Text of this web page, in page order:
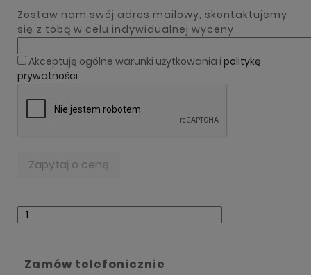
Zostaw nam swój adres mailowy, skontaktujemy
się z tobą w celu indywidualnej wyceny.
Akceptuję ogólne warunki użytkowania i politykę
prywatności
Zamów telefonicznie